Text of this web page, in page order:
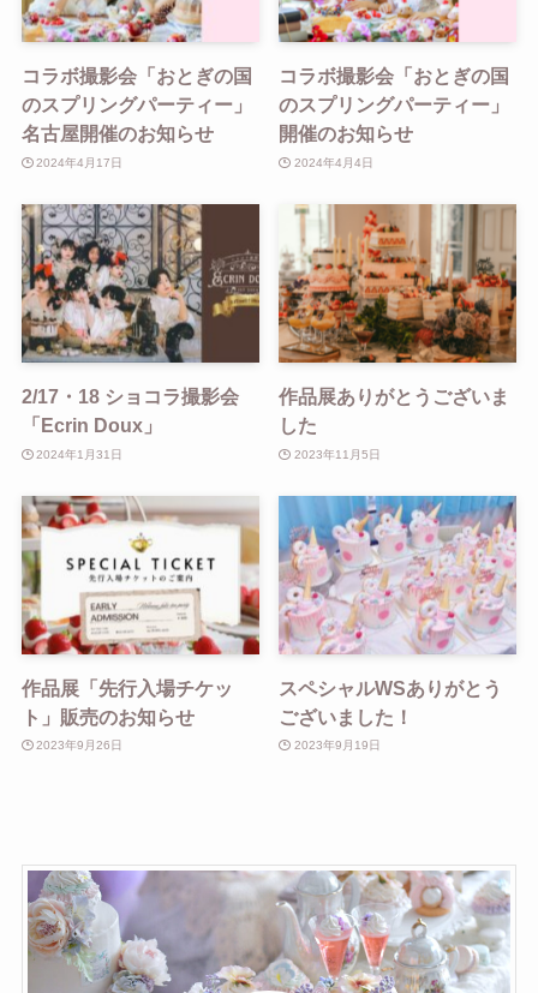
コラボ撮影会「おとぎの国
のスプリングパーティー」
名古屋開催のお知らせ
2024年4月17日
コラボ撮影会「おとぎの国
のスプリングパーティー」
開催のお知らせ
2024年4月4日
2/17・18 ショコラ撮影会
「Ecrin Doux」
2024年1月31日
作品展ありがとうございま
した
2023年11月5日
作品展「先行入場チケッ
ト」販売のお知らせ
2023年9月26日
スペシャルWSありがとう
ございました！
2023年9月19日